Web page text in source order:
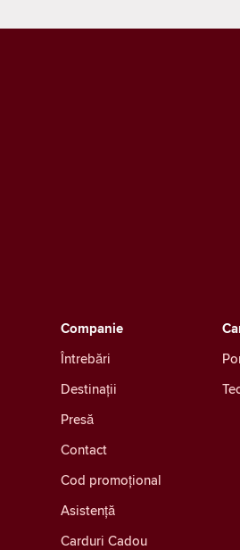
Companie
Întrebări
Destinații
Presă
Contact
Cod promoțional
Asistență
Carduri Cadou